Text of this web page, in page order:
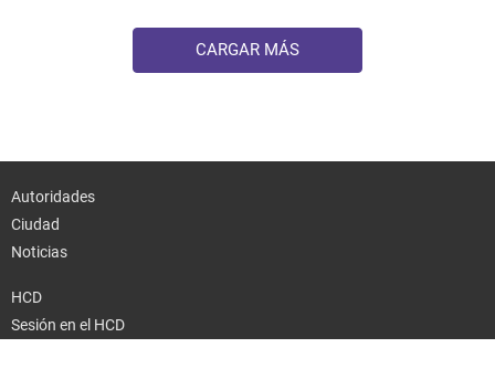
CARGAR MÁS
Autoridades
Ciudad
Noticias
HCD
Sesión en el HCD